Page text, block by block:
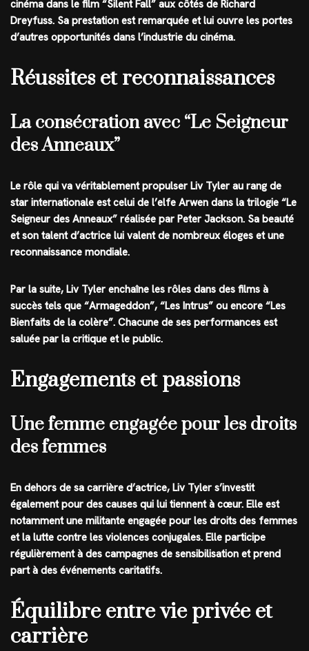
cinéma dans le film “Silent Fall” aux côtés de Richard
Dreyfuss. Sa prestation est remarquée et lui ouvre les portes
d’autres opportunités dans l’industrie du cinéma.
Réussites et reconnaissances
La consécration avec “Le Seigneur
des Anneaux”
Le rôle qui va véritablement propulser Liv Tyler au rang de
star internationale est celui de l’elfe Arwen dans la trilogie “Le
Seigneur des Anneaux” réalisée par Peter Jackson. Sa beauté
et son talent d’actrice lui valent de nombreux éloges et une
reconnaissance mondiale.
Par la suite, Liv Tyler enchaîne les rôles dans des films à
succès tels que “Armageddon”, “Les Intrus” ou encore “Les
Bienfaits de la colère”. Chacune de ses performances est
saluée par la critique et le public.
Engagements et passions
Une femme engagée pour les droits
des femmes
En dehors de sa carrière d’actrice, Liv Tyler s’investit
également pour des causes qui lui tiennent à cœur. Elle est
notamment une militante engagée pour les droits des femmes
et la lutte contre les violences conjugales. Elle participe
régulièrement à des campagnes de sensibilisation et prend
part à des événements caritatifs.
Équilibre entre vie privée et
carrière